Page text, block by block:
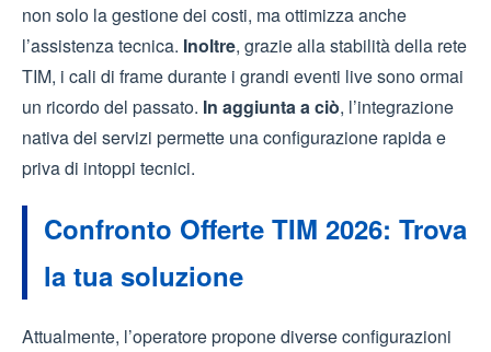
non solo la gestione dei costi, ma ottimizza anche
l’assistenza tecnica. Inoltre, grazie alla stabilità della rete
TIM, i cali di frame durante i grandi eventi live sono ormai
un ricordo del passato. In aggiunta a ciò, l’integrazione
nativa dei servizi permette una configurazione rapida e
priva di intoppi tecnici.
Confronto Offerte TIM 2026: Trova
la tua soluzione
Attualmente, l’operatore propone diverse configurazioni